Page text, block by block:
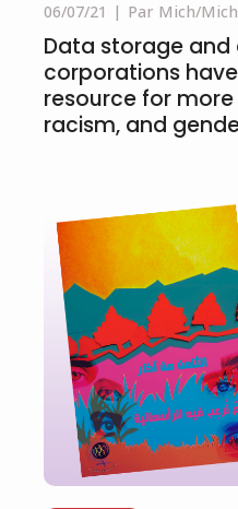
06/07/21 Par Mich/
Data storage
corporations
resource for
racism, and